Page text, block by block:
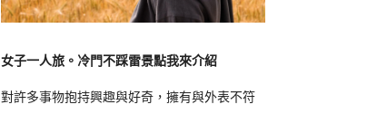
女子一人旅。冷門不踩雷景點我來介紹
對許多事物抱持興趣與好奇，擁有與外表不符